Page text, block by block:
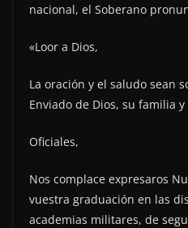
nacional, el Soberano
«Loor a Dios,
La oración y el saludo sean
Enviado de Dios, su familia
Oficiales,
Nos complace expresaros
vuestra graduación en las
academias militares, de